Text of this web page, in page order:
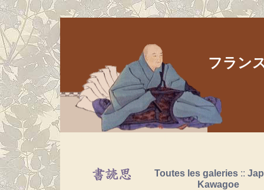
フラン
Toutes les galeries ::
Kawagoe